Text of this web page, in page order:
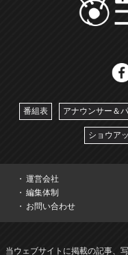
番組表 アナウンサー＆
ショウア
運営会社
編集体制
お問い合わせ
当ウェブサイトに掲載の記事、